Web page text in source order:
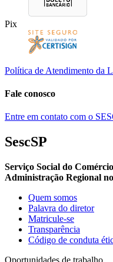
Pix
Política de Atendimento da
Fale conosco
Entre em contato com o
SescSP
Serviço Social do Comércio
Administração Regional
Quem somos
Palavra do diretor
Matricule-se
Transparência
Código de conduta
Oportunidades de trabalho